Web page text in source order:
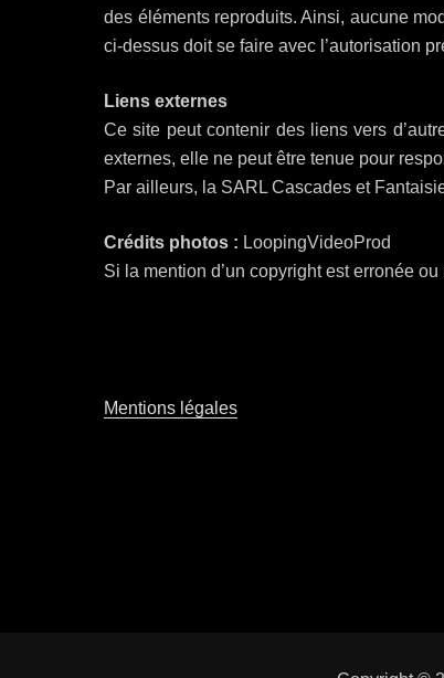
des éléments reproduits. Ainsi, aucune
ci-dessus doit se faire avec l’autorisation
Liens externes
Ce site peut contenir des liens vers
externes, elle ne peut être tenue pour
Par ailleurs, la SARL Cascades et
Crédits photos : LoopingVideoProd
Si la mention d’un copyright est erronée
Mentions légales